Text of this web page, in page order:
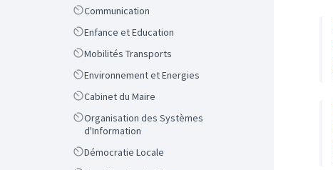
ScopeCommunication
ScopeEnfance et Education
ScopeMobilités Transports
ScopeEnvironnement et Energies
ScopeCabinet du Maire
Scope
Organisation des Systèmes
d'Information
ScopeDémocratie Locale